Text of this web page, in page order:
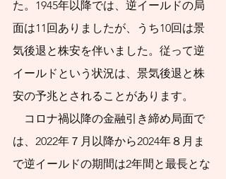
た。1945年以降では、逆イールドの局
面は11回ありましたが、うち10回は景
気後退と株安を伴いました。従って逆
イールドという状況は、景気後退と株
安の予兆とされることがあります。
コロナ禍以降の金融引き締め局面で
は、2022年７月以降から2024年８月ま
で逆イールドの期間は2年間と最長とな